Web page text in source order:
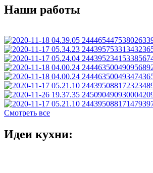
Наши работы
Смотреть все
Идеи кухни: